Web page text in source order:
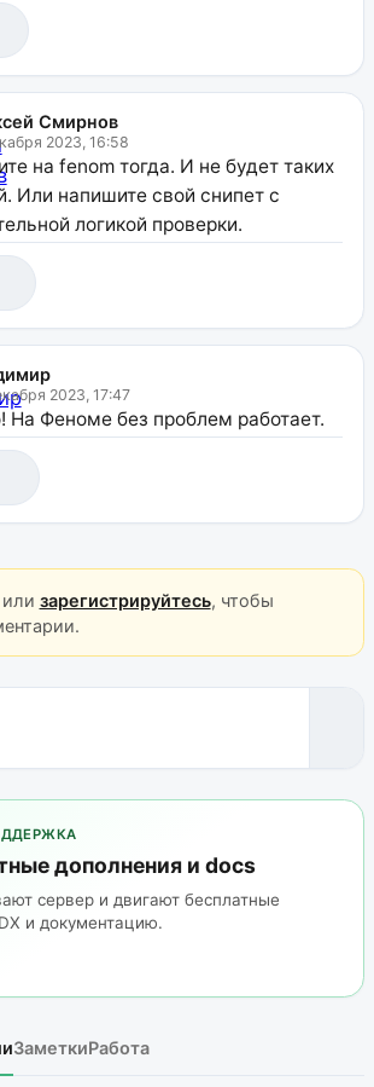
Смирнов
2023, 16:58
на fenom тогда. И не будет таких
Или напишите свой снипет с
логикой проверки.
2023, 17:47
На Феноме без проблем работает.
зарегистрируйтесь, чтобы
дополнения и docs
сервер и двигают бесплатные
и документацию.
ЗаметкиРабота